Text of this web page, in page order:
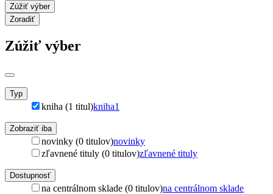
Zúžiť výber
Zoradiť
Zúžiť výber
Typ
kniha (1 titul)kniha1
Zobraziť iba
novinky (0 titulov)novinky
zľavnené tituly (0 titulov)zľavnené tituly
Dostupnosť
na centrálnom sklade (0 titulov)na centrálnom sklade